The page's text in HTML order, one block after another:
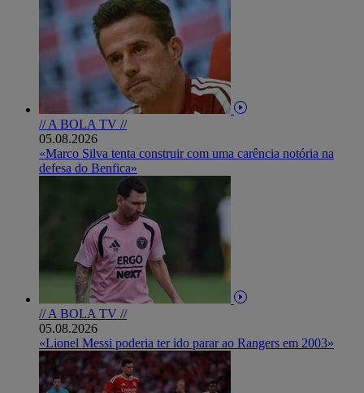
// A BOLA TV //
05.08.2026
«Marco Silva tenta construir com uma carência notória na
defesa do Benfica»
// A BOLA TV //
05.08.2026
«Lionel Messi poderia ter ido parar ao Rangers em 2003»